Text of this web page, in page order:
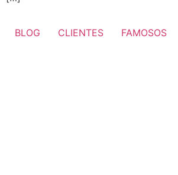
BLOG CLIENTES FAMOSOS